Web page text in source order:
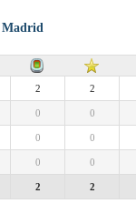
Madrid
2 2
0 0
0 0
0 0
2 2